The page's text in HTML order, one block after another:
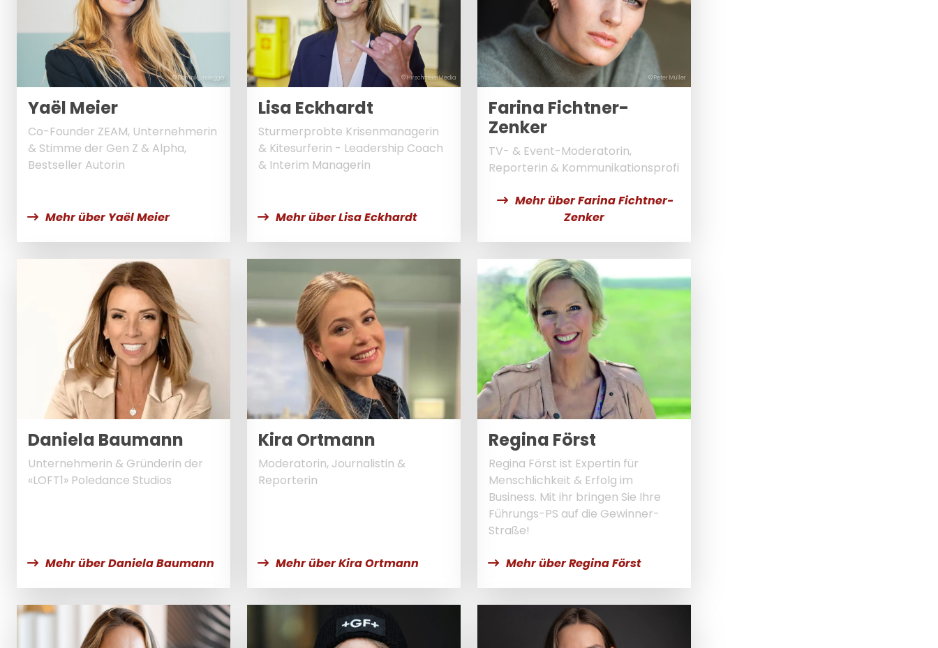
© Dominik Lindegger
Yaël Meier
Co-Founder ZEAM, Unternehmerin
& Stimme der Gen Z & Alpha,
Bestseller Autorin
Mehr über Yaël Meier
© HirschmeierMedia
Lisa Eckhardt
Sturmerprobte Krisenmanagerin
& Kitesurferin - Leadership Coach
& Interim Managerin
Mehr über Lisa Eckhardt
© Peter Müller
Farina Fichtner-
Zenker
TV- & Event-Moderatorin,
Reporterin & Kommunikationsprofi
Mehr über Farina Fichtner-
Zenker
Daniela Baumann
Unternehmerin & Gründerin der
«LOFT1» Poledance Studios
Mehr über Daniela Baumann
Kira Ortmann
Moderatorin, Journalistin &
Reporterin
Mehr über Kira Ortmann
Regina Först
Regina Först ist Expertin für
Menschlichkeit & Erfolg im
Business. Mit ihr bringen Sie Ihre
Führungs-PS auf die Gewinner-
Straße!
Mehr über Regina Först